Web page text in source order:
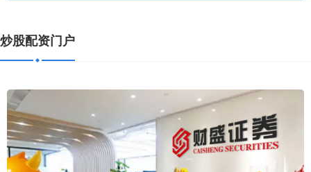
炒股配资门户